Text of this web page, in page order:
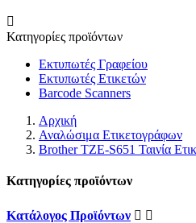

Κατηγορίες προϊόντων
Εκτυπωτές Γραφείου
Εκτυπωτές Ετικετών
Barcode Scanners
Αρχική
Αναλώσιμα Ετικετογράφων
Brother TZE-S651 Ταινία
Κατηγορίες προϊόντων
Κατάλογος Προϊόντων  